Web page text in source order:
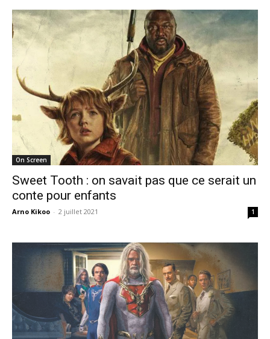
On Screen
Sweet Tooth : on savait pas que ce serait un
conte pour enfants
Arno Kikoo - 2 juillet 2021 1